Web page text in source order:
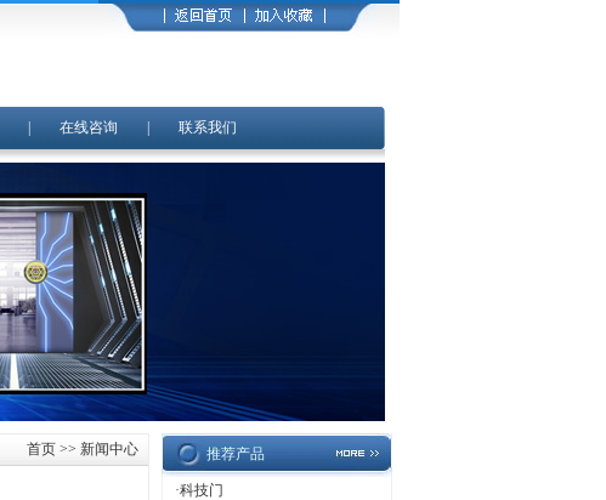
在线咨询 联系我们
首页>> 新闻中心 推荐产品
·科技门